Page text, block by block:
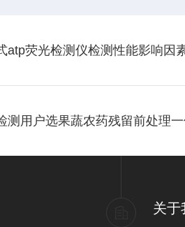
atp荧光检测仪检测性能影响因
测用户选果蔬农药残留前处理
关于